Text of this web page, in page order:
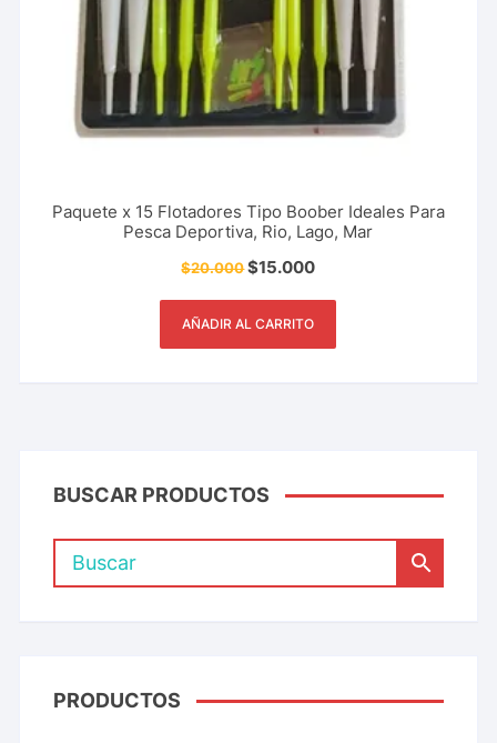
Paquete x 15 Flotadores Tipo Boober Ideales Para
Pesca Deportiva, Rio, Lago, Mar
$20.000$15.000
AÑADIR AL CARRITO
BUSCAR PRODUCTOS
PRODUCTOS